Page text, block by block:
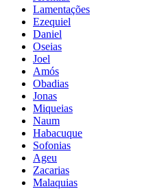
Lamentações
Ezequiel
Daniel
Oseias
Joel
Amós
Obadias
Jonas
Miqueias
Naum
Habacuque
Sofonias
Ageu
Zacarias
Malaquias